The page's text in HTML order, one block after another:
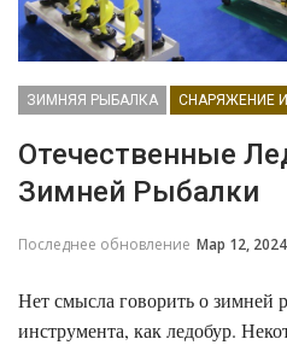
ЗИМНЯЯ РЫБАЛКА
Отечественные
Зимней Рыбалки
Последнее обновление Мар 12, 2024
Нет смысла говорить о зимней
инструмента, как ледобур.